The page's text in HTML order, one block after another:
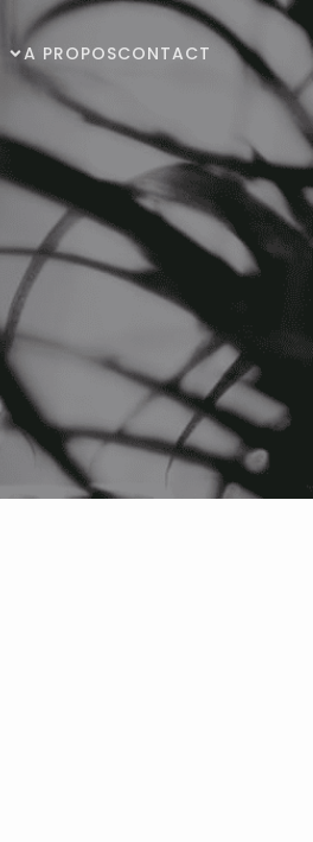
A PROPOSCONTACT